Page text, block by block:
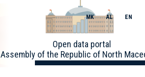
Open data portal
Assembly of the Republic of North
MK AL EN